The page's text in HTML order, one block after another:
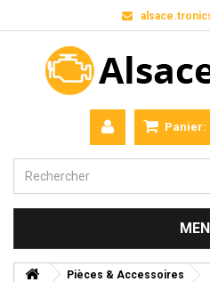
Panier:
Pièces & Accessoires